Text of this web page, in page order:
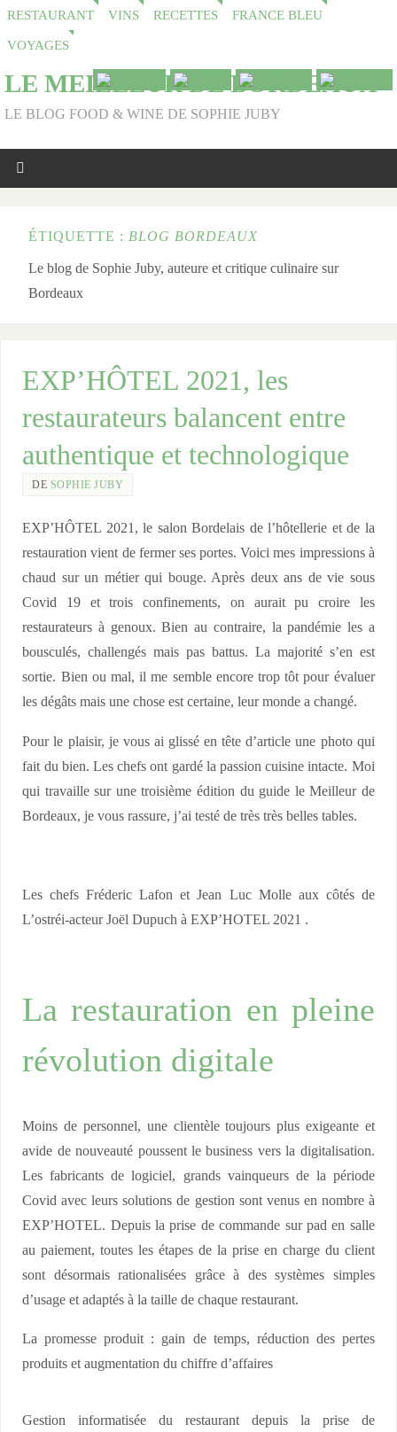
RESTAURANT VINS RECETTES FRANCE BLEU
VOYAGES
LE MEILLEUR DE BORDEAUX
LE BLOG FOOD & WINE DE SOPHIE JUBY
ÉTIQUETTE : BLOG BORDEAUX
Le blog de Sophie Juby, auteure et critique culinaire sur
Bordeaux
EXP’HÔTEL 2021, les
restaurateurs balancent entre
authentique et technologique
DE SOPHIE JUBY
EXP’HÔTEL 2021, le salon Bordelais de l’hôtellerie et de la
restauration vient de fermer ses portes. Voici mes impressions à
chaud sur un métier qui bouge. Après deux ans de vie sous
Covid 19 et trois confinements, on aurait pu croire les
restaurateurs à genoux. Bien au contraire, la pandémie les a
bousculés, challengés mais pas battus. La majorité s’en est
sortie. Bien ou mal, il me semble encore trop tôt pour évaluer
les dégâts mais une chose est certaine, leur monde a changé.
Pour le plaisir, je vous ai glissé en tête d’article une photo qui
fait du bien. Les chefs ont gardé la passion cuisine intacte. Moi
qui travaille sur une troisième édition du guide le Meilleur de
Bordeaux, je vous rassure, j’ai testé de très très belles tables.
Les chefs Fréderic Lafon et Jean Luc Molle aux côtés de
L’ostréi-acteur Joël Dupuch à EXP’HOTEL 2021 .
La restauration en pleine
révolution digitale
Moins de personnel, une clientèle toujours plus exigeante et
avide de nouveauté poussent le business vers la digitalisation.
Les fabricants de logiciel, grands vainqueurs de la période
Covid avec leurs solutions de gestion sont venus en nombre à
EXP’HOTEL. Depuis la prise de commande sur pad en salle
au paiement, toutes les étapes de la prise en charge du client
sont désormais rationalisées grâce à des systèmes simples
d’usage et adaptés à la taille de chaque restaurant.
La promesse produit : gain de temps, réduction des pertes
produits et augmentation du chiffre d’affaires
Gestion informatisée du restaurant depuis la prise de